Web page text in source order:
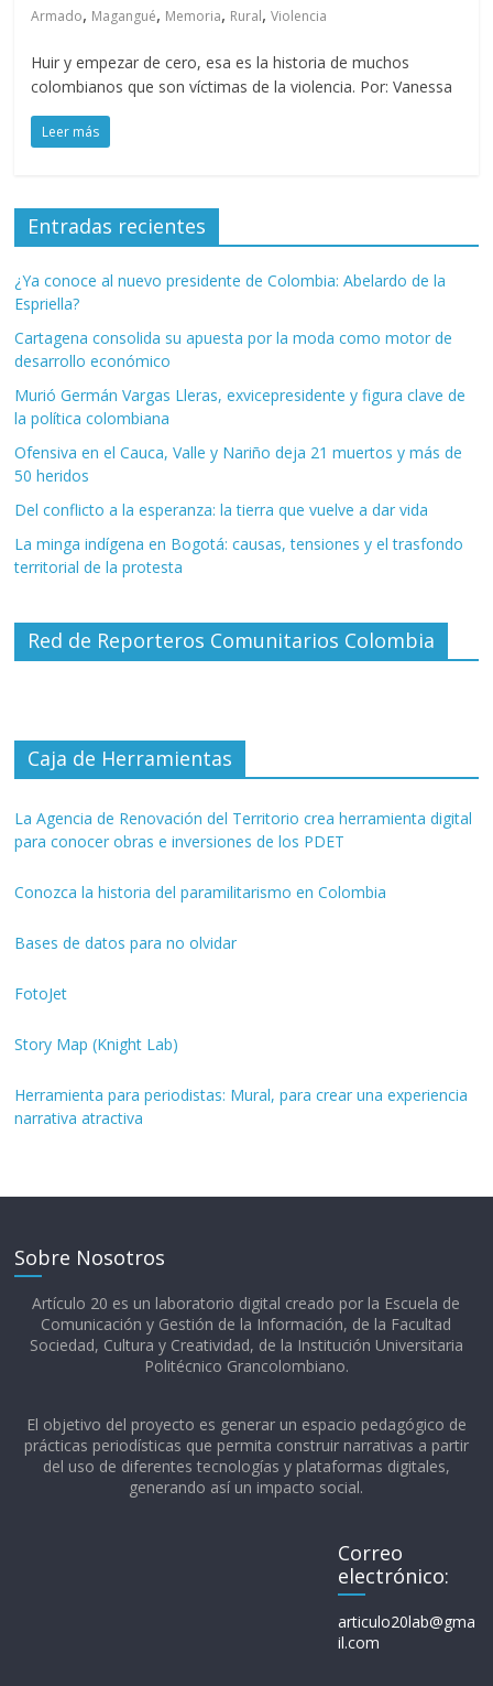
Armado, Magangué, Memoria, Rural,Violencia
Huir y empezar de cero, esa es la historia de muchos
colombianos que son víctimas de la violencia. Por: Vanessa
Leer más
Entradas recientes
¿Ya conoce al nuevo presidente de Colombia: Abelardo de la
Espriella?
Cartagena consolida su apuesta por la moda como motor de
desarrollo económico
Murió Germán Vargas Lleras, exvicepresidente y figura clave de
la política colombiana
Ofensiva en el Cauca, Valle y Nariño deja 21 muertos y más de
50 heridos
Del conflicto a la esperanza: la tierra que vuelve a dar vida
La minga indígena en Bogotá: causas, tensiones y el trasfondo
territorial de la protesta
Red de Reporteros Comunitarios Colombia
Caja de Herramientas
La Agencia de Renovación del Territorio crea herramienta digital
para conocer obras e inversiones de los PDET
Conozca la historia del paramilitarismo en Colombia
Bases de datos para no olvidar
FotoJet
Story Map (Knight Lab)
Herramienta para periodistas: Mural, para crear una experiencia
narrativa atractiva
Sobre Nosotros
Artículo 20 es un laboratorio digital creado por la Escuela de
Comunicación y Gestión de la Información, de la Facultad
Sociedad, Cultura y Creatividad, de la Institución Universitaria
Politécnico Grancolombiano.​
El objetivo del proyecto es generar un espacio pedagógico de
prácticas periodísticas que permita construir narrativas a partir
del uso de diferentes tecnologías y plataformas digitales,
generando así un impacto social.
Correo
electrónico:
articulo20lab@gma
il.com